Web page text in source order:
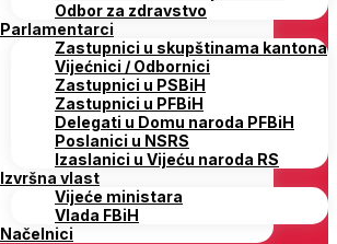
Odbor za zdravstvo
Parlamentarci
Zastupnici u skupštinama kantona
Vijećnici / Odbornici
Zastupnici u PSBiH
Zastupnici u PFBiH
Delegati u Domu naroda PFBiH
Poslanici u NSRS
Izaslanici u Vijeću naroda RS
Izvršna vlast
Vijeće ministara
Vlada FBiH
Načelnici